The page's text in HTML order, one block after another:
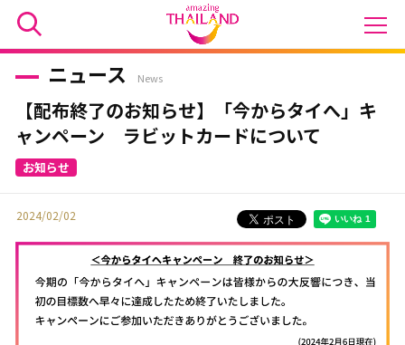
ニュース News
【配布終了のお知らせ】「今からタイへ」キ
ャンペーン ラビットカードについて
2024/02/02